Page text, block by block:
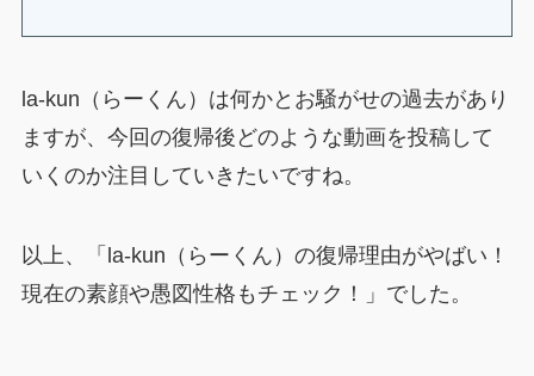
la-kun（らーくん）は何かとお騒がせの過去があり
ますが、今回の復帰後どのような動画を投稿して
いくのか注目していきたいですね。
以上、「la-kun（らーくん）の復帰理由がやばい！
現在の素顔や愚図性格もチェック！」でした。